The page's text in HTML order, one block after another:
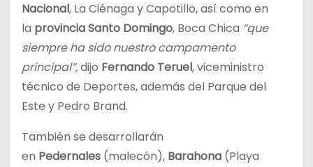
Nacional, La Ciénaga y Capotillo, así como en
la provincia Santo Domingo, Boca Chica “que
siempre ha sido nuestro campamento
principal”,dijo Fernando Teruel, viceministro
técnico de Deportes, además del Parque del
Este y Pedro Brand.
También se desarrollarán
en Pedernales (malecón), Barahona (Playa